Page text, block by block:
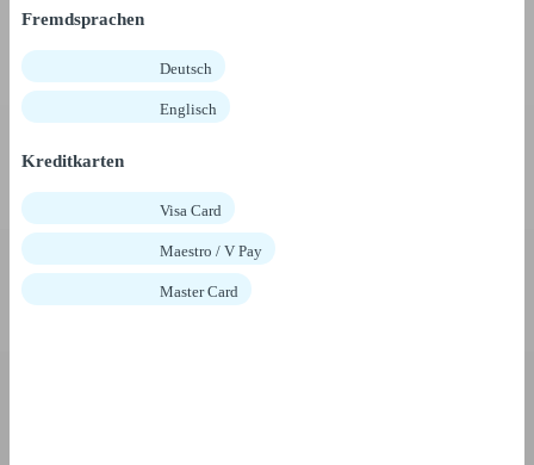
Fremdsprachen
Deutsch
Englisch
Kreditkarten
Visa Card
Maestro / V Pay
Master Card